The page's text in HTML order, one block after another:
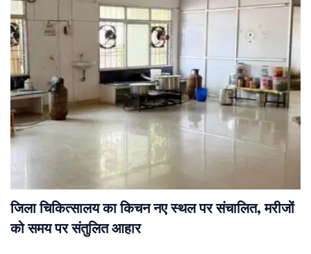
जिला चिकित्सालय का किचन नए स्थल पर संचालित, मरीजों
को समय पर संतुलित आहार